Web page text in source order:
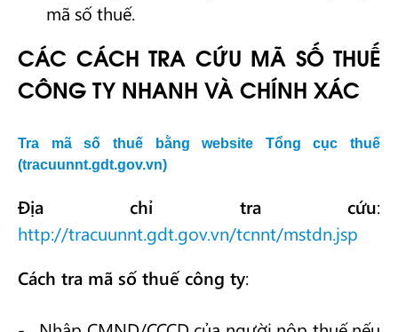
mã số thuế.
CÁC CÁCH TRA CỨU MÃ SỐ THUẾ
CÔNG TY NHANH VÀ CHÍNH XÁC
Tra mã số thuế bằng website Tổng cục thuế
(tracuunnt.gdt.gov.vn)
Địa chỉ tra cứu:
http://tracuunnt.gdt.gov.vn/tcnnt/mstdn.jsp
Cách tra mã số thuế công ty: